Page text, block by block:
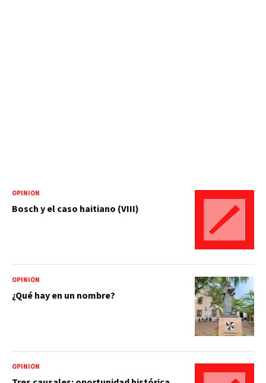
OPINIÓN
Bosch y el caso haitiano (VIII)
OPINIÓN
¿Qué hay en un nombre?
OPINIÓN